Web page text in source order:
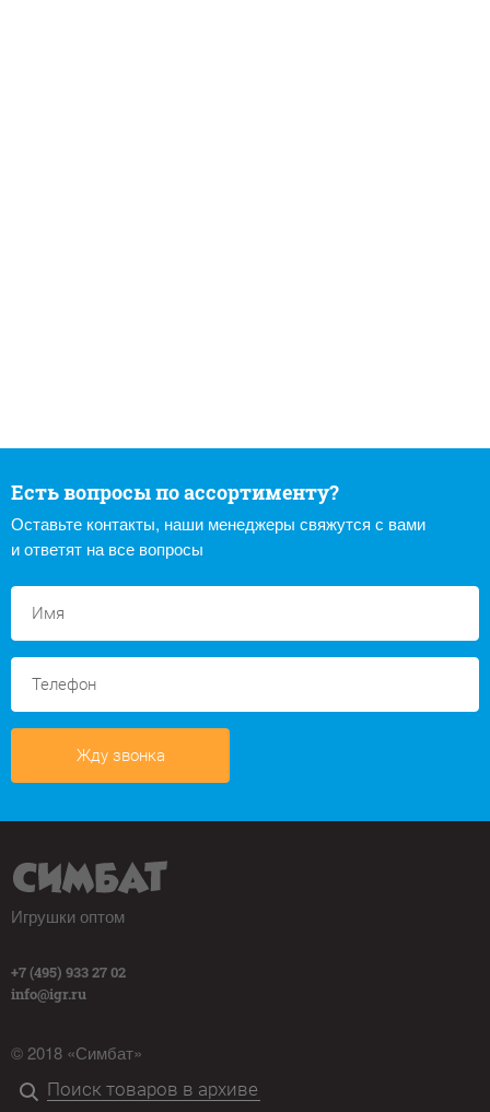
Есть вопросы по ассортименту?
Оставьте контакты, наши менеджеры свяжутся с вами
и ответят на все вопросы
Жду звонка
Игрушки оптом
+7 (495) 933 27 02
info@igr.ru
© 2018 «Симбат»